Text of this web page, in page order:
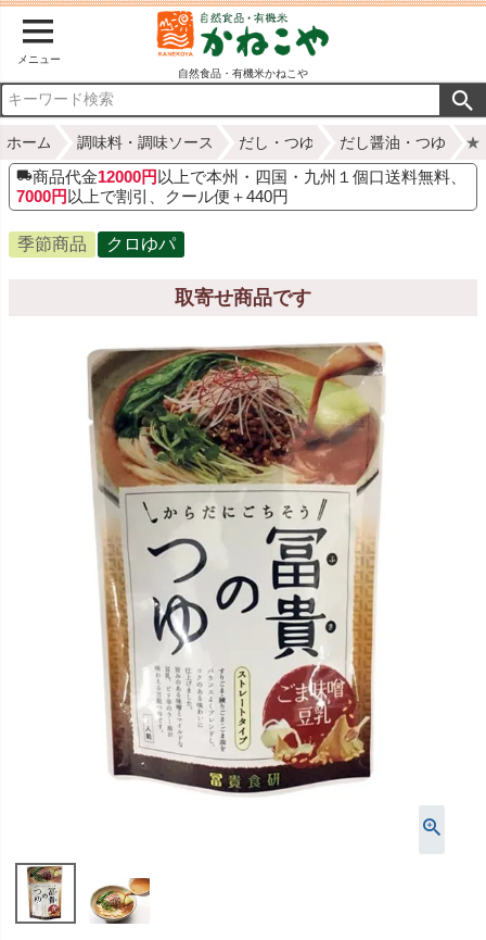
メニュー
自然食品・有機米かねこや
ホーム 調味料・調味ソース だし・つゆ だし醤油・つゆ ★
商品代金12000円 以上で本州・四国・九州１個口送料無料、
7000円 以上で割引、クール便＋440円
季節商品 クロゆパ
取寄せ商品です